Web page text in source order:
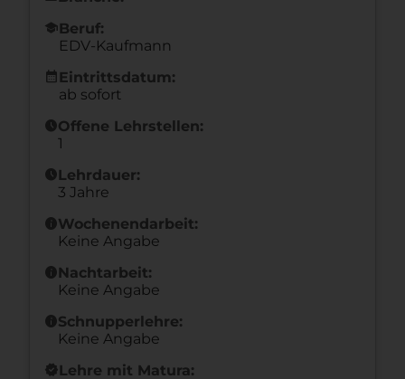
schoolBeruf:
EDV-Kaufmann
calendar_month Eintrittsdatum:
ab sofort
scheduleOffene Lehrstellen:
1
scheduleLehrdauer:
3 Jahre
infoWochenendarbeit:
Keine Angabe
infoNachtarbeit:
Keine Angabe
infoSchnupperlehre:
Keine Angabe
new_releasesLehre mit Matura: